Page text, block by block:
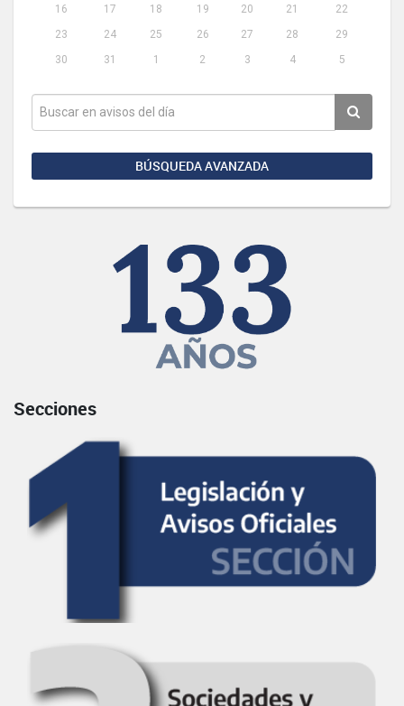
16
17 18 19 20 21
22
23
24 25 26 27 28
29
30
31 1 2 3 4 5
BÚSQUEDA AVANZADA
Secciones